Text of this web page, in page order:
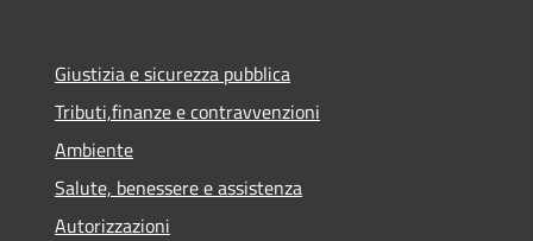
Giustizia e sicurezza pubblica
Tributi,finanze e contravvenzioni
Ambiente
Salute, benessere e assistenza
Autorizzazioni